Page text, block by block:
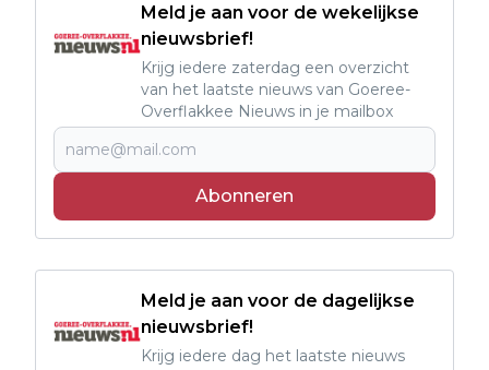
Meld je aan voor de wekelijkse
nieuwsbrief!
Krijg iedere zaterdag een overzicht
van het laatste nieuws van Goeree-
Overflakkee Nieuws in je mailbox
Abonneren
Meld je aan voor de dagelijkse
nieuwsbrief!
Krijg iedere dag het laatste nieuws